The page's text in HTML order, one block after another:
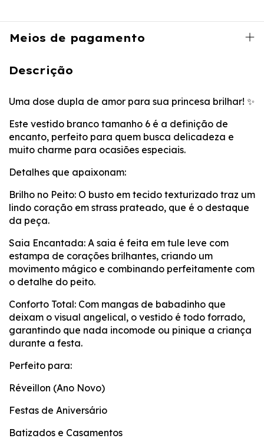
Meios de pagamento
Descrição
Uma dose dupla de amor para sua princesa brilhar! ✨
​Este vestido branco tamanho 6 é a definição de
encanto, perfeito para quem busca delicadeza e
muito charme para ocasiões especiais.
​Detalhes que apaixonam:
​Brilho no Peito: O busto em tecido texturizado traz um
lindo coração em strass prateado, que é o destaque
da peça.
​Saia Encantada: A saia é feita em tule leve com
estampa de corações brilhantes, criando um
movimento mágico e combinando perfeitamente com
o detalhe do peito.
​Conforto Total: Com mangas de babadinho que
deixam o visual angelical, o vestido é todo forrado,
garantindo que nada incomode ou pinique a criança
durante a festa.
​Perfeito para:
​Réveillon (Ano Novo)
​Festas de Aniversário
​Batizados e Casamentos